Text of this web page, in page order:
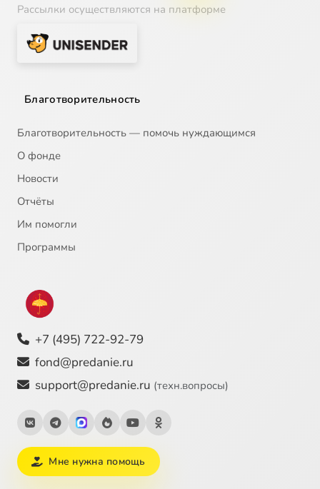
Рассылки осуществляются на платформе
Благотворительность
Благотворительность — помочь нуждающимся
О фонде
Новости
Отчёты
Им помогли
Программы
+7 (495) 722-92-79
fond@predanie.ru
support@predanie.ru (техн.вопросы)
Мне нужна помощь